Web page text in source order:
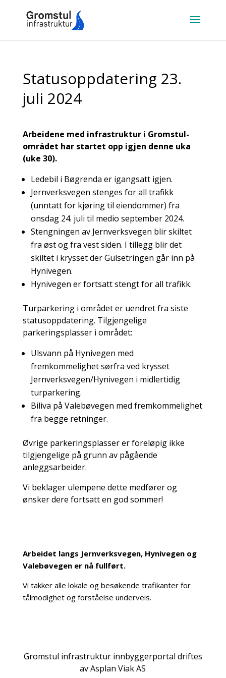
Statusoppdatering 23.
juli 2024
Arbeidene med infrastruktur i Gromstul-
området har startet opp igjen denne uka
(uke 30).
Ledebil i Bøgrenda er igangsatt igjen.
Jernverksvegen stenges for all trafikk
(unntatt for kjøring til eiendommer) fra
onsdag 24. juli til medio september 2024.
Stengningen av Jernverksvegen blir skiltet
fra øst og fra vest siden. I tillegg blir det
skiltet i krysset der Gulsetringen går inn på
Hynivegen.
Hynivegen er fortsatt stengt for all trafikk.
Turparkering i området er uendret fra siste
statusoppdatering. Tilgjengelige
parkeringsplasser i området:
Ulsvann på Hynivegen med
fremkommelighet sørfra ved krysset
Jernverksvegen/Hynivegen i midlertidig
turparkering.
Biliva på Valebøvegen med fremkommelighet
fra begge retninger.
Øvrige parkeringsplasser er foreløpig ikke
tilgjengelige på grunn av pågående
anleggsarbeider.
Vi beklager ulempene dette medfører og
ønsker dere fortsatt en god sommer!
Arbeidet langs Jernverksvegen, Hynivegen og
Valebøvegen er nå fullført.
Vi takker alle lokale og besøkende trafikanter for
tålmodighet og forståelse underveis.
Gromstul infrastruktur innbyggerportal driftes
av Asplan Viak AS